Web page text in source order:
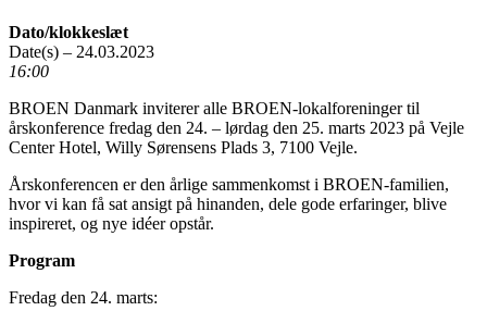
Dato/klokkeslæt
Date(s) – 24.03.2023
16:00
BROEN Danmark inviterer alle BROEN-lokalforeninger til
årskonference fredag den 24. – lørdag den 25. marts 2023 på Vejle
Center Hotel, Willy Sørensens Plads 3, 7100 Vejle.
Årskonferencen er den årlige sammenkomst i BROEN-familien,
hvor vi kan få sat ansigt på hinanden, dele gode erfaringer, blive
inspireret, og nye idéer opstår.
Program
Fredag den 24. marts: